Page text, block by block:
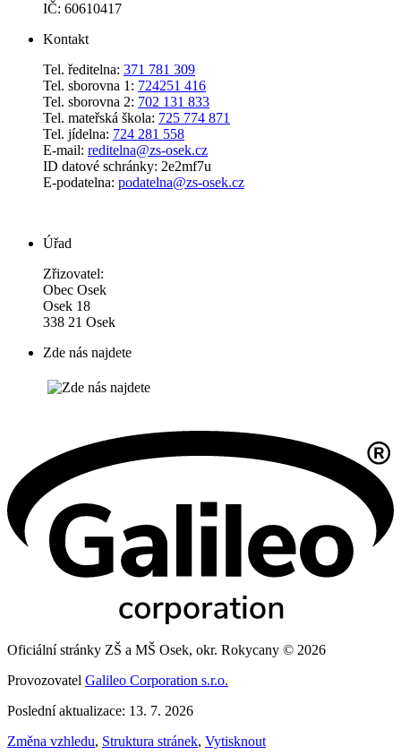
IČ: 60610417
Kontakt
Tel. ředitelna: 371 781 309
Tel. sborovna 1: 724251 416
Tel. sborovna 2: 702 131 833
Tel. mateřská škola: 725 774 871
Tel. jídelna: 724 281 558
E-mail: reditelna@zs-osek.cz
ID datové schránky: 2e2mf7u
E-podatelna: podatelna@zs-osek.cz
Úřad
Zřizovatel:
Obec Osek
Osek 18
338 21 Osek
Zde nás najdete
Oficiální stránky ZŠ a MŠ Osek, okr. Rokycany © 2026
Provozovatel Galileo Corporation s.r.o.
Poslední aktualizace: 13. 7. 2026
Změna vzhledu, Struktura stránek, Vytisknout